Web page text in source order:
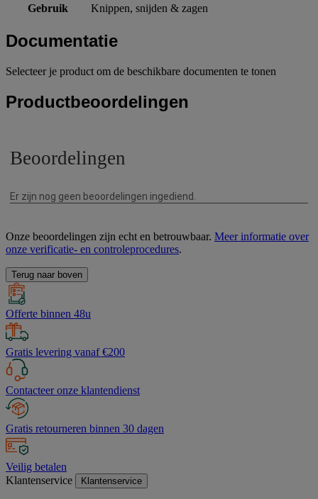
Gebruik
Knippen, snijden & zagen
Documentatie
Selecteer je product om de beschikbare documenten te tonen
Productbeoordelingen
Onze beoordelingen zijn echt en betrouwbaar. Meer informatie over
onze verificatie- en controleprocedures.
Terug naar boven
Offerte binnen 48u
Gratis levering vanaf €200
Contacteer onze klantendienst
Gratis retourneren binnen 30 dagen
Veilig betalen
Klantenservice
Klantenservice